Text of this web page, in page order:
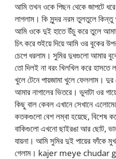
আমি তখন ওকে পিছন থেকে জাপটে
লাগলাম। কি সুন্দর নরম তুলতুলে
আমি ওকে দুই হাতে উঁচু করে তুলে
চিৎ করে শুইয়ে দিয়ে আমি ওর বুকের
চেপে ধরলাম। সুমির দুধগুলো আমার
তো দিলই না বরং খিলখিল করে
খুলে টেনে পায়জামা খুলে ফেললাম। দুর
আমার নাগালের ভিতরে। ভুদাটা ওর
কিছু বাল কেবল এখানে সেখানে
কতকগুলো বেশ লম্বা হয়েছে, বিশেষ
বাকিগুলো এখনো ছাইরঙা আর ছোট,
যায়না। আমি সুমির দুই পায়ের ফাঁকে মুখ
গেলাম। kajer meye chudar